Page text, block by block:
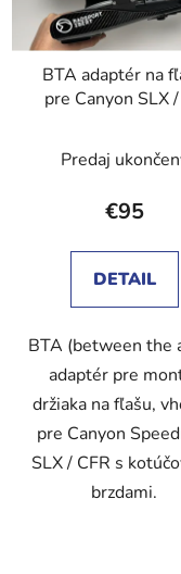
BTA adaptér na
pre Canyon SLX
Predaj
€95
DETAIL
BTA (between the
adaptér pre
držiaka na fľašu,
pre Canyon
SLX / CFR s
brzdami.